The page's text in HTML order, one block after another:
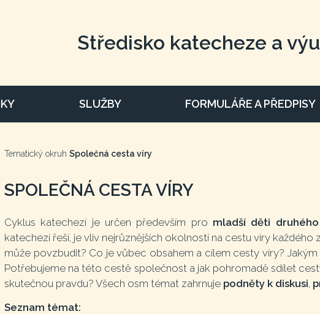
Středisko katecheze a
SLUŽBY FORMULÁŘE A PŘEDPISY
Tematický okruh Společná cesta víry
SPOLEČNÁ CESTA VÍRY
Cyklus katechezí je určen především pro mladší děti
katechezí řeší, je vliv nejrůznějších okolností na cestu víry
může povzbudit? Co je vůbec obsahem a cílem cesty víry?
Potřebujeme na této cestě společnost a jak pohromadě sdílet
skutečnou pravdu? Všech osm témat zahrnuje podněty k diskusi,
Seznam témat: